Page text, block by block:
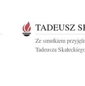
TADEUSZ
Ze smutkiem
Tadeusza